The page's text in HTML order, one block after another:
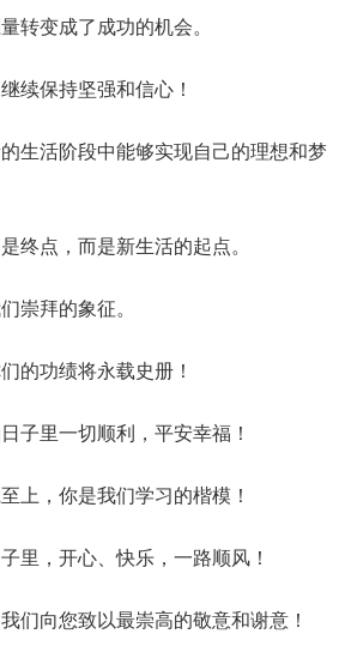
转变成了成功的机会。
续保持坚强和信心！
生活阶段中能够实现自己的理想和梦
终点，而是新生活的起点。
崇拜的象征。
的功绩将永载史册！
子里一切顺利，平安幸福！
上，你是我们学习的楷模！
里，开心、快乐，一路顺风！
们向您致以最崇高的敬意和谢意！